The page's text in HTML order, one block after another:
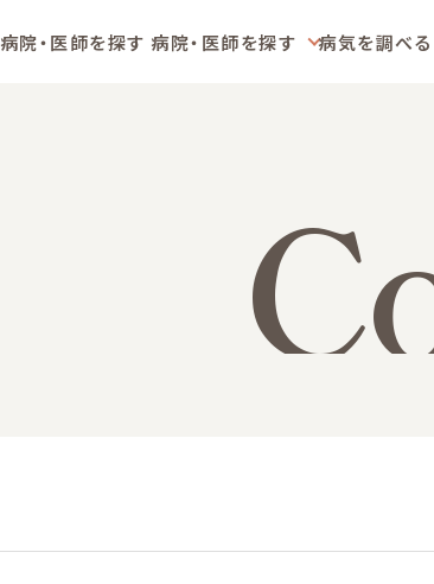
病院・医師を探す 病院・医師を探す 病気を調べる